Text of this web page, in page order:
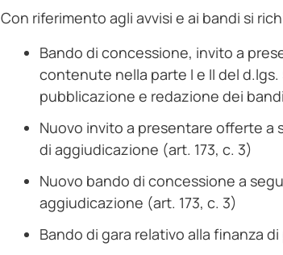
Con riferimento agli avvisi e ai bandi si
Bando di concessione, invito a
contenute nella parte I e II del
pubblicazione e redazione dei
Nuovo invito a presentare offerte a
di aggiudicazione (art. 173, c. 3)
Nuovo bando di concessione a
aggiudicazione (art. 173, c. 3)
Bando di gara relativo alla finanza